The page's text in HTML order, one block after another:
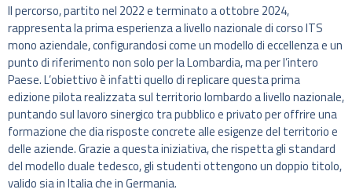
Il percorso, partito nel 2022 e terminato a ottobre 2024,
rappresenta la prima esperienza a livello nazionale di corso ITS
mono aziendale, configurandosi come un modello di eccellenza e un
punto di riferimento non solo per la Lombardia, ma per l’intero
Paese. L’obiettivo è infatti quello di replicare questa prima
edizione pilota realizzata sul territorio lombardo a livello nazionale,
puntando sul lavoro sinergico tra pubblico e privato per offrire una
formazione che dia risposte concrete alle esigenze del territorio e
delle aziende. Grazie a questa iniziativa, che rispetta gli standard
del modello duale tedesco, gli studenti ottengono un doppio titolo,
valido sia in Italia che in Germania.